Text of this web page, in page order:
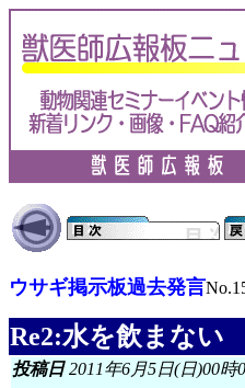
ウサギ掲示板過去発言
Re2:水を飲まない
投稿日2011年6月5日(日)00